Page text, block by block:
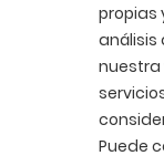
propias
análisis
nuestra
Puede
ACTUALIDAD
POLÍTICA